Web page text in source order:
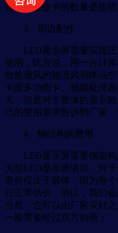
收卡，接收卡的数量是按
3、周边配件
LED显示屏需要实现正
使用，比方说，用一台计
散热通风的轴流风扇降温
卡跟多功能卡、视频处理
大，但是对于整体的显示
己的使用需求告诉到厂家
4、钢结构的费用
LED显示屏需要钢架构
大型LED显示屏项目，对
造价仅次于屏体，因为每
行正常估价，所以，我们
当然，也可以由厂家买好
一般需要经过双方协商；